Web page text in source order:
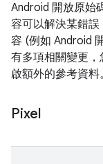
Android 開放原始
容可以解決某錯
容 (例如 Android
有多項相關變更
啟額外的參考資料。
Pixel